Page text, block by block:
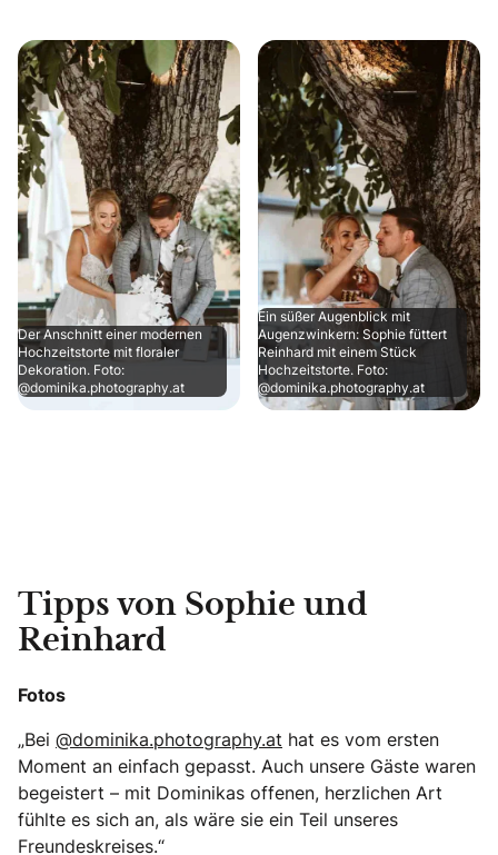
Der Anschnitt einer modernen
Hochzeitstorte mit floraler
Dekoration. Foto:
@dominika.photography.at
Ein süßer Augenblick mit
Augenzwinkern: Sophie füttert
Reinhard mit einem Stück
Hochzeitstorte. Foto:
@dominika.photography.at
Tipps von Sophie und
Reinhard
Fotos
„Bei @dominika.photography.at hat es vom ersten
Moment an einfach gepasst. Auch unsere Gäste waren
begeistert – mit Dominikas offenen, herzlichen Art
fühlte es sich an, als wäre sie ein Teil unseres
Freundeskreises.“